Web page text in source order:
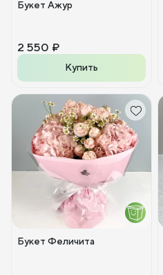
Букет Ажур
2 550 ₽
Купить
Букет Феличита